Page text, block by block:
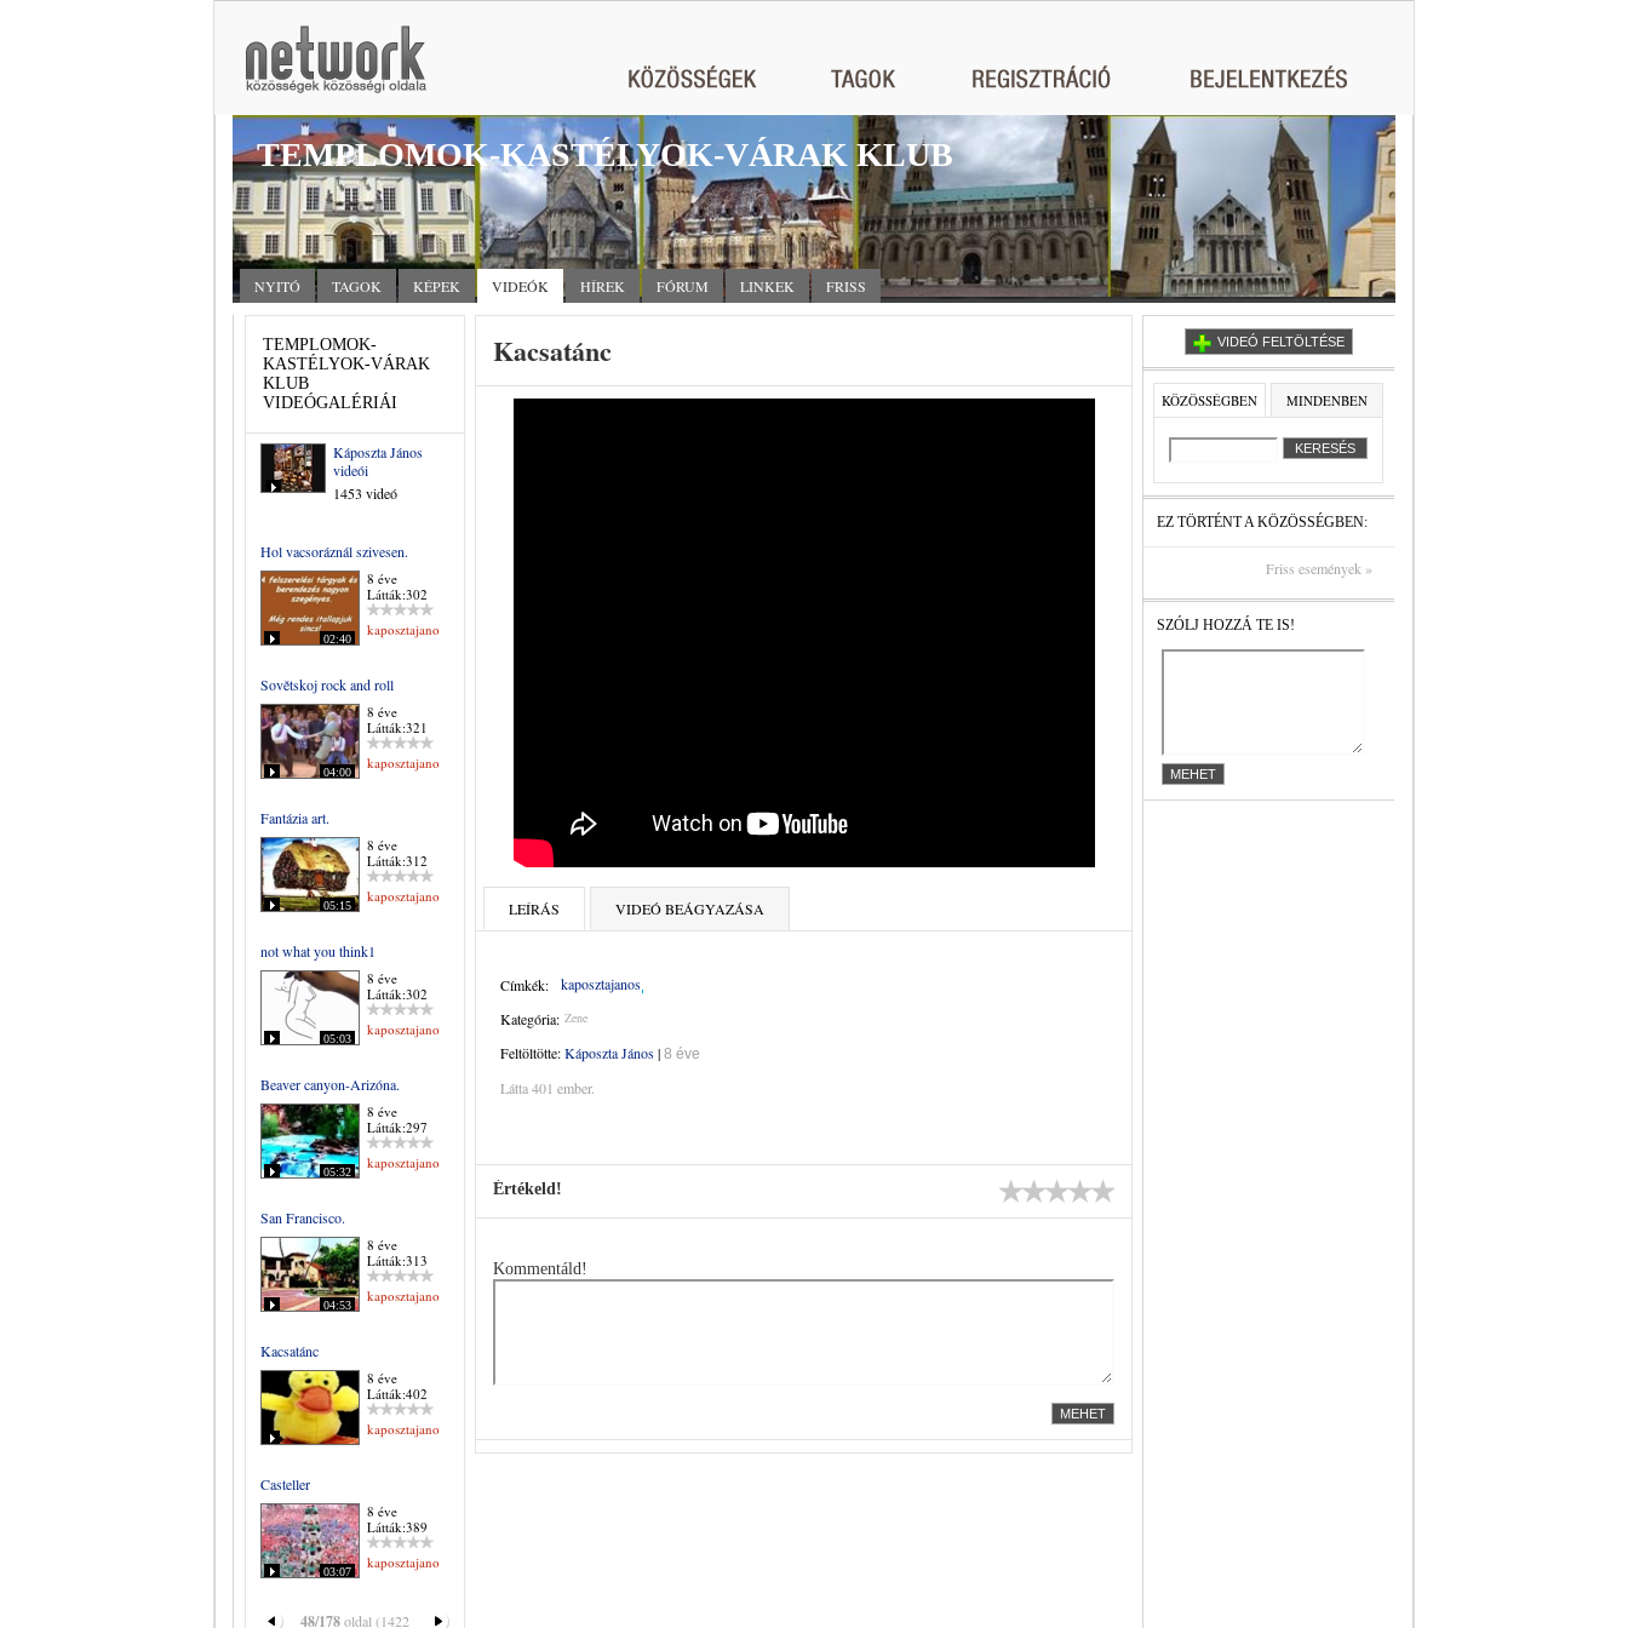
TEMPLOMOK-KASTÉLYOK-VÁRAK KLUB
NYITÓ TAGOK KÉPEK VIDEÓK HÍREK FÓRUM LINKEK FRISS
TEMPLOMOK-
KASTÉLYOK-VÁRAK
KLUB
VIDEÓGALÉRIÁI
Káposzta János
videói
1453 videó
Hol vacsoráznál szivesen.
02:40
8 éve
Látták:302
kaposztajanos
Sovětskoj rock and roll
04:00
8 éve
Látták:321
kaposztajanos
Fantázia art.
05:15
8 éve
Látták:312
kaposztajanos
not what you think1
05:03
8 éve
Látták:302
kaposztajanos
Beaver canyon-Arizóna.
05:32
8 éve
Látták:297
kaposztajanos
San Francisco.
04:53
8 éve
Látták:313
kaposztajanos
Kacsatánc
8 éve
Látták:402
kaposztajanos
Casteller
03:07
8 éve
Látták:389
kaposztajanos
48/178oldal (1422
Kacsatánc
LEÍRÁS VIDEÓ BEÁGYAZÁSA
Címkék:
kaposztajanos
Kategória: Zene
Feltöltötte:Káposzta János| 8 éve
Látta 401 ember.
Értékeld!
Kommentáld!
VIDEÓ FELTÖLTÉSE
KÖZÖSSÉGBEN MINDENBEN
EZ TÖRTÉNT A KÖZÖSSÉGBEN:
Friss események »
SZÓLJ HOZZÁ TE IS!